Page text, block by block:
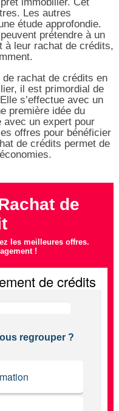
immobilier. Cet
Les autres
étude approfondie.
prétendre à un
à leur rachat de crédits,
de rachat de crédits en
il est primordial de
s’effectue avec un
première idée du
avec un expert pour
offres pour bénéficier
de crédits permet de
de
les meilleures offres.
!